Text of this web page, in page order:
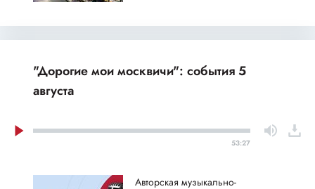
"Дорогие мои москвичи": события 5
августа
53:27
Авторская музыкально-